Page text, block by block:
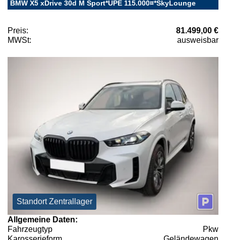
BMW X5 xDrive 30d M Sport*UPE 115.000¤*SkyLounge
Preis:
81.499,00 €
MWSt:
ausweisbar
Standort Zentrallager
Allgemeine Daten:
Fahrzeugtyp
Pkw